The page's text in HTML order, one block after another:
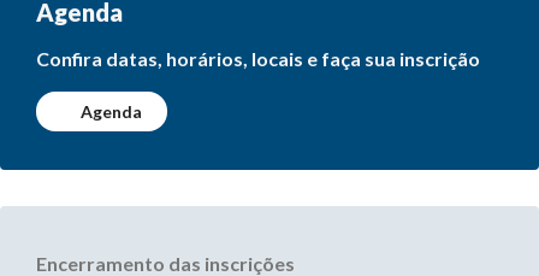
Agenda
Confira datas, horários, locais e faça sua inscrição
Agenda
Encerramento das inscrições